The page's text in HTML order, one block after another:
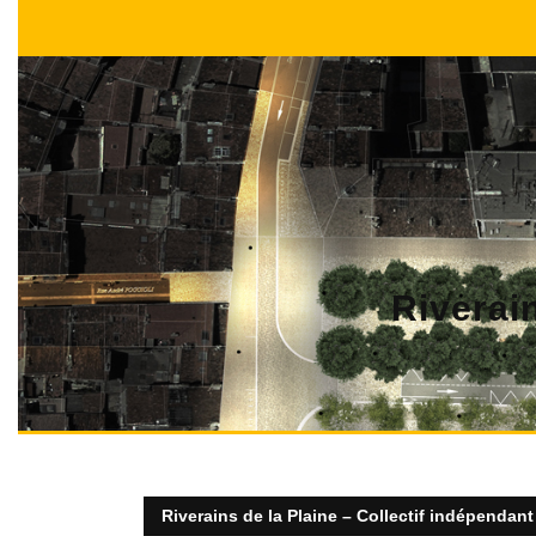
content
Riverains de la Plaine – Collectif indépendant